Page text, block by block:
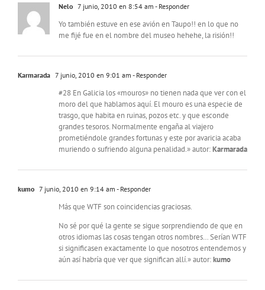
Nelo 7 junio, 2010 en 8:54 am - Responder
Yo también estuve en ese avión en Taupo!! en lo que no
me fijé fue en el nombre del museo hehehe, la risión!!
Karmarada 7 junio, 2010 en 9:01 am - Responder
#28 En Galicia los «mouros» no tienen nada que ver con el
moro del que hablamos aquí. El mouro es una especie de
trasgo, que habita en ruinas, pozos etc. y que esconde
grandes tesoros. Normalmente engaña al viajero
prometiéndole grandes fortunas y este por avaricia acaba
muriendo o sufriendo alguna penalidad.» autor:Karmarada
kumo 7 junio, 2010 en 9:14 am - Responder
Más que WTF son coincidencias graciosas.
No sé por qué la gente se sigue sorprendiendo de que en
otros idiomas las cosas tengan otros nombres… Serían WTF
si significasen exactamente lo que nosotros entendemos y
aún así habría que ver que significan allí.» autor:kumo